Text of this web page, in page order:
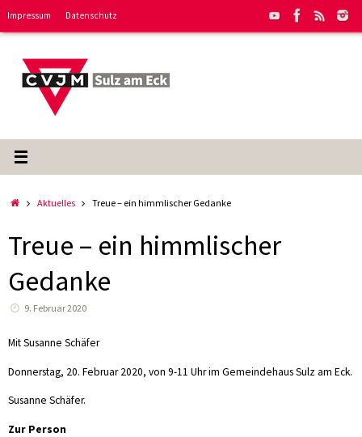
Impressum Datenschutz
StartAktuelles Treue – ein himmlischer Gedanke
Treue – ein himmlischer
Gedanke
9. Februar 2020
Mit Susanne Schäfer
Donnerstag, 20. Februar 2020, von 9-11 Uhr im Gemeindehaus Sulz am Eck.
Susanne Schäfer.
Zur Person